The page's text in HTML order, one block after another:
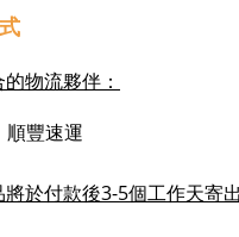
物流夥伴：
順豐速運
將於付款後3-5個工作天寄